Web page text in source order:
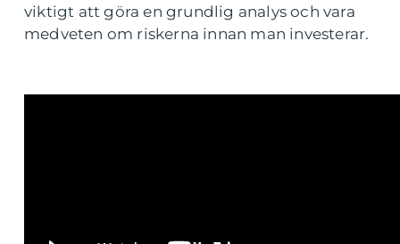
viktigt att göra en grundlig analys och vara
medveten om riskerna innan man investerar.